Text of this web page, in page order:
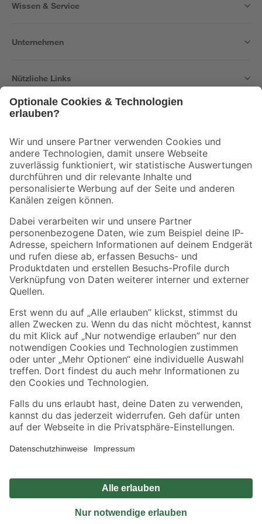
Wissen & Service
Unternehmen
Nützliche Links
Der toom Newsletter: Keine Angebote und Aktionen mehr verpassen!
Zur Newsletter Anmeldung
Folge uns
Zahlungsarten Versandarten
Sicher einkaufen
Jetzt die toom-App herunterladen
Alle Preisangaben in EUR inkl. gesetzl. MwSt.. Die dargestellten Angebote sind unter
Umständen nicht in allen Märkten verfügbar. Die angegebenen Verfügbarkeiten beziehen
Produkte nur solange der Vorrat reicht.
*Paketversand ab 59 € versandkostenfrei, gilt nicht für Artikel mit Speditionsversand, hier
Privatsphäre Impressum
Nutzungsbedingungen
Widerrufsrecht
Vertrag widerrufen